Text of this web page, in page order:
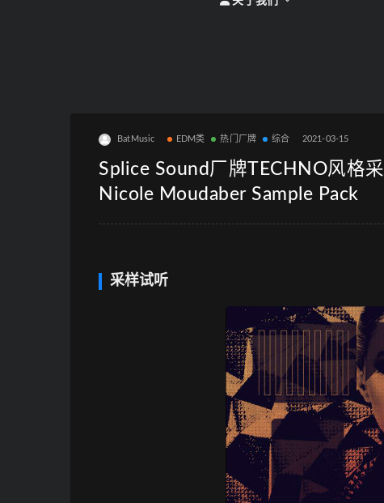
BatMusic EDM类 热门厂牌 综合 2021-03-15
Splice Sound厂牌TECHNO风格
Nicole Moudaber Sample Pack
采样试听